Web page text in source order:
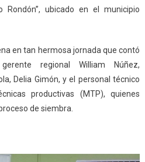
Rondón”, ubicado en el municipio
en tan hermosa jornada que contó
regional William Núñez,
Delia Gimón, y el personal técnico
productivas (MTP), quienes
de siembra.